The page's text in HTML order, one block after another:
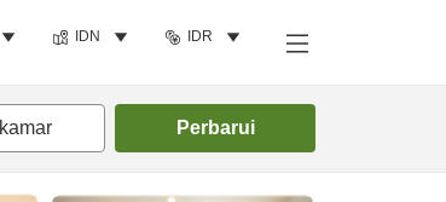
IDN IDR
kamar Perbarui
Cari kamar